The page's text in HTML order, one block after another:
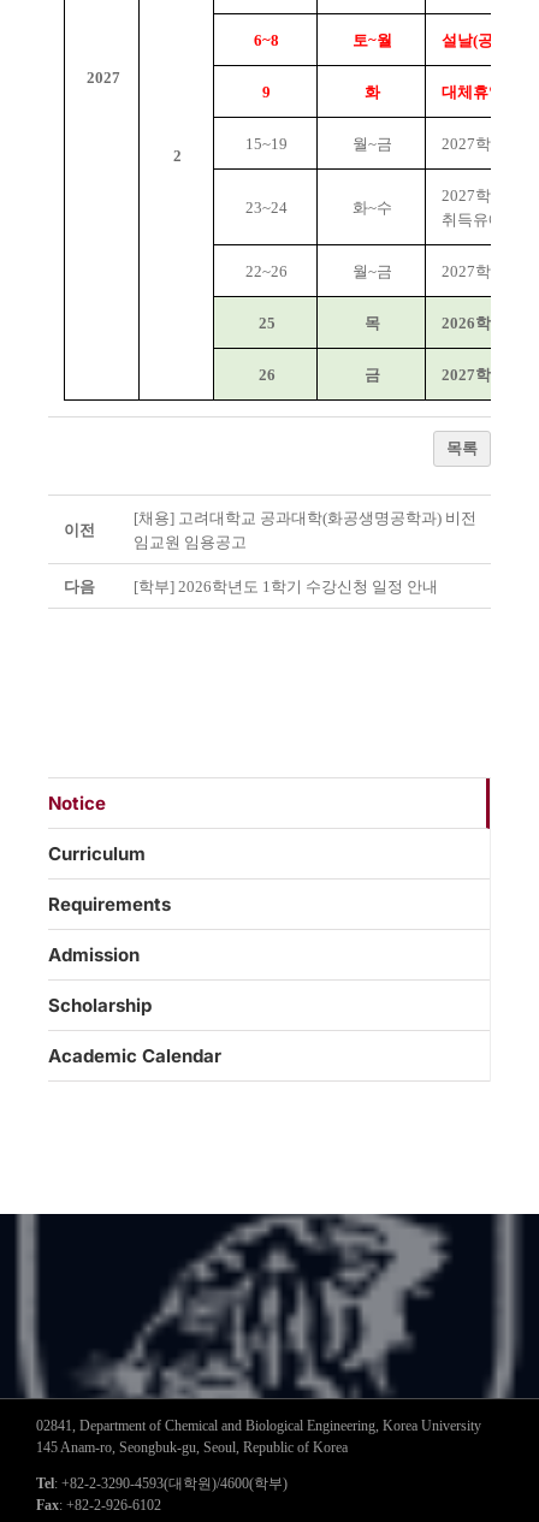
2027
2
6~8 토~월 설날(공휴일)
9 화 대체휴일
15~19 월~금 2027학년도
23~24 화~수
2027학년도
취득유예생
22~26 월~금 2027학년도
25 목 2026학년도
26 금 2027학년도
목록
이전
[채용] 고려대학교 공과대학(화공생명공학과) 비전
임교원 임용공고
다음 [학부] 2026학년도 1학기 수강신청 일정 안내
Notice
Curriculum
Requirements
Admission
Scholarship
Academic Calendar
02841, Department of Chemical and Biological Engineering, Korea University
145 Anam-ro, Seongbuk-gu, Seoul, Republic of Korea
Tel: +82-2-3290-4593(대학원)/4600(학부)
Fax: +82-2-926-6102